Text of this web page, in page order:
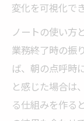
変化を可視化で
ノートの使い方
業務終了時の振
ば、朝の点呼時
と感じた場合は
る仕組みを作る